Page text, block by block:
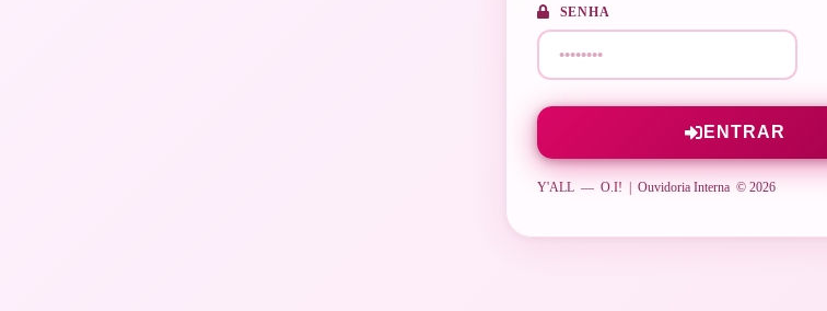
SENHA
ENTRAR
Y'ALL — O.I! | Ouvidoria Interna © 2026